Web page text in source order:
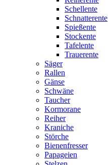
Schellente
Schnatterente
Spießente
Stockente
Tafelente
Trauerente
Säger
Rallen
Gänse
Schwäne
Taucher
Kormorane
Reiher
Kraniche
Störche
Bienenfresser
Papageien